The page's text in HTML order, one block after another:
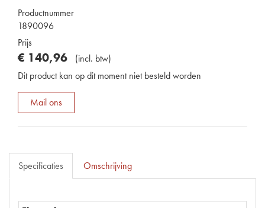
Productnummer
1890096
Prijs
€ 140,96 (incl. btw)
Dit product kan op dit moment niet besteld worden
Mail ons
Specificaties Omschrijving